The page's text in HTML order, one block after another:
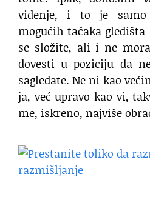
viđenje, i to je samo
mogućih tačaka
se složite, ali i ne
dovesti u poziciju da
sagledate. Ne ni kao
ja, već upravo kao vi,
me, iskreno, najviše